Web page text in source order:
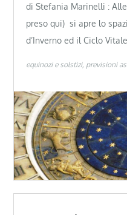
di Stefania Marinelli : Alle
preso qui) si apre lo
d’Inverno ed il Ciclo
equinozi e solstizi previsioni